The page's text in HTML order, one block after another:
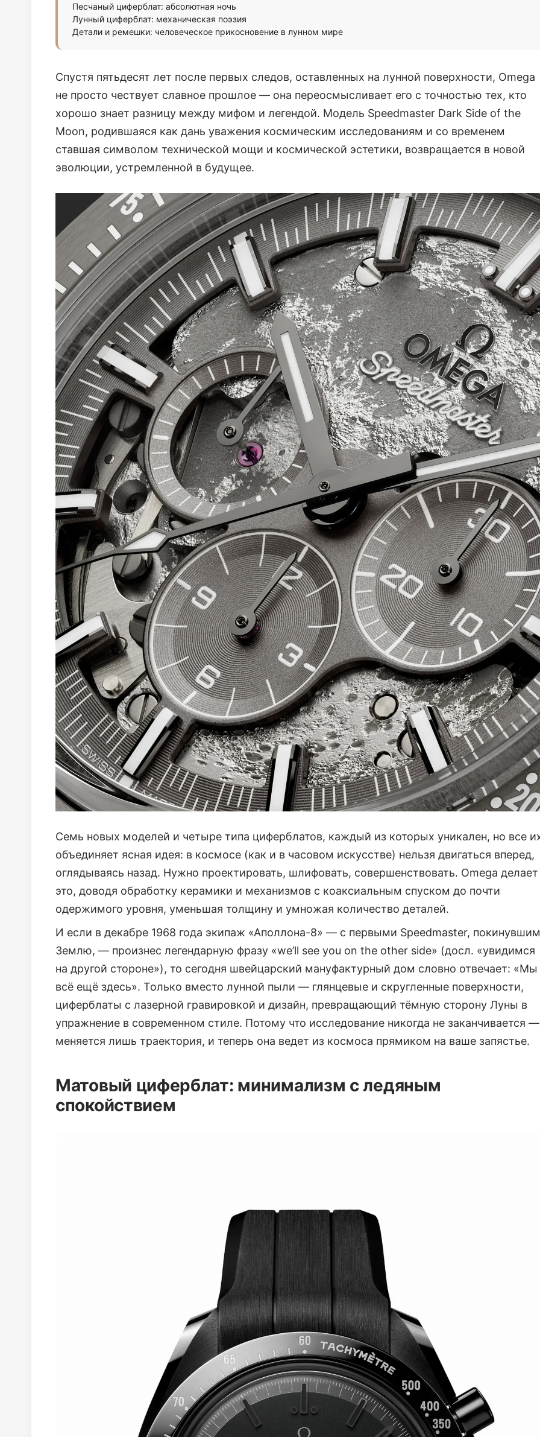
Песчаный циферблат: абсолютная ночь
Лунный циферблат: механическая поэзия
Детали и ремешки: человеческое прикосновение в лунном мире
Спустя пятьдесят лет после первых следов, оставленных на лунной поверхности, Omega
не просто чествует славное прошлое — она переосмысливает его с точностью тех, кто
хорошо знает разницу между мифом и легендой. Модель Speedmaster Dark Side of the
Moon, родившаяся как дань уважения космическим исследованиям и со временем
ставшая символом технической мощи и космической эстетики, возвращается в новой
эволюции, устремленной в будущее.
Семь новых моделей и четыре типа циферблатов, каждый из которых уникален, но все
объединяет ясная идея: в космосе (как и в часовом искусстве) нельзя двигаться вперед,
оглядываясь назад. Нужно проектировать, шлифовать, совершенствовать. Omega делает
это, доводя обработку керамики и механизмов с коаксиальным спуском до почти
одержимого уровня, уменьшая толщину и умножая количество деталей.
И если в декабре 1968 года экипаж «Аполлона-8» — с первыми Speedmaster,
Землю, — произнес легендарную фразу «we’ll see you on the other side» (досл. «увидимся
на другой стороне»), то сегодня швейцарский мануфактурный дом словно отвечает: «Мы
всё ещё здесь». Только вместо лунной пыли — глянцевые и скругленные поверхности,
циферблаты с лазерной гравировкой и дизайн, превращающий тёмную сторону Луны в
упражнение в современном стиле. Потому что исследование никогда не заканчивается —
меняется лишь траектория, и теперь она ведет из космоса прямиком на ваше запястье.
Матовый циферблат: минимализм с ледяным
спокойствием